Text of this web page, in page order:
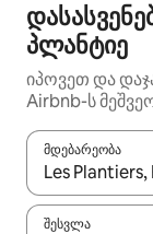
პლანტიე
იპოვეთ და
Airbnb-ს
მდებარეობა
როცა
შესვლა